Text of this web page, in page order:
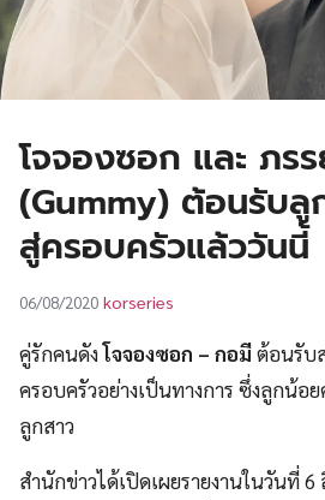
โจจองซอก และ ภร
(Gummy) ต้อนรับ
สู่ครอบครัวแล้ววันนี้
06/08/2020 korseries
คู่รักคนดังโจจองซอก – กอมีต้อนรับ
ครอบครัวอย่างเป็นทางการ ซึ่งลูกน้อ
ลูกสาว
สำนักข่าวได้เปิดเผยรายงานในวันที่ 6